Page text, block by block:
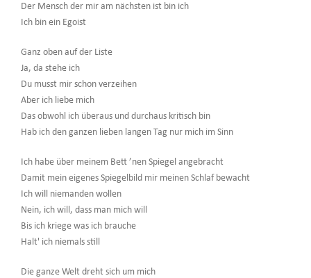
Der Mensch der mir am nächsten ist bin ich
Ich bin ein Egoist
Ganz oben auf der Liste
Ja, da stehe ich
Du musst mir schon verzeihen
Aber ich liebe mich
Das obwohl ich überaus und durchaus kritisch bin
Hab ich den ganzen lieben langen Tag nur mich im Sinn
Ich habe über meinem Bett ’nen Spiegel angebracht
Damit mein eigenes Spiegelbild mir meinen Schlaf bewacht
Ich will niemanden wollen
Nein, ich will, dass man mich will
Bis ich kriege was ich brauche
Halt' ich niemals still
Die ganze Welt dreht sich um mich